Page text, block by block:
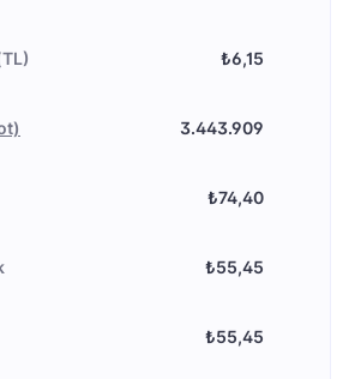
₺6,15
3.443.909
₺74,40
₺55,45
₺55,45